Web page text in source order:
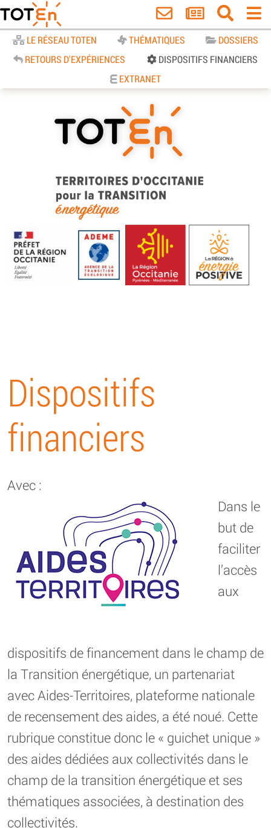
LE RÉSEAU TOTEN THÉMATIQUES
DOSSIERS
RETOURS D'EXPÉRIENCES
DISPOSITIFS FINANCIERS
EXTRANET
TOTEn Occitanie | Territoires
d’Occitanie pour la Transition
Energétique
Dispositifs
financiers
Avec :
Dans le
but de
faciliter
l’accès
aux
dispositifs de financement dans le champ de
la Transition énergétique, un partenariat
avec Aides-Territoires, plateforme nationale
de recensement des aides, a été noué. Cette
rubrique constitue donc le « guichet unique »
des aides dédiées aux collectivités dans le
champ de la transition énergétique et ses
thématiques associées, à destination des
collectivités.